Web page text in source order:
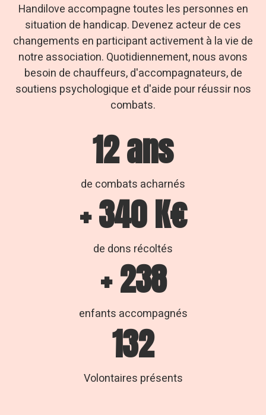
Handilove accompagne toutes les personnes en
situation de handicap. Devenez acteur de ces
changements en participant activement à la vie de
notre association. Quotidiennement, nous avons
besoin de chauffeurs, d'accompagnateurs, de
soutiens psychologique et d'aide pour réussir nos
combats.
17ans
de combats acharnés
+500K€
de dons récoltés
+350
enfants accompagnés
196
Volontaires présents